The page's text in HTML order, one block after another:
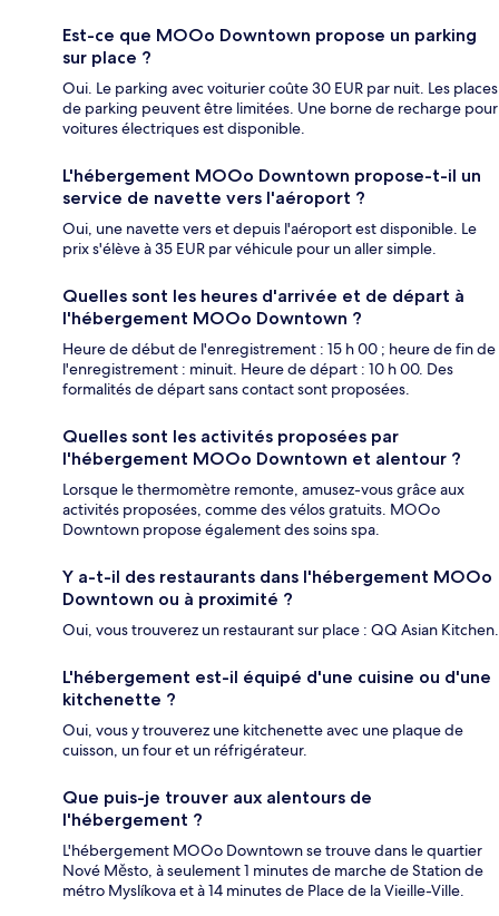
Est-ce que MOOo Downtown propose un parking
sur place ?
Oui. Le parking avec voiturier coûte 30 EUR par nuit. Les places
de parking peuvent être limitées. Une borne de recharge pour
voitures électriques est disponible.
L'hébergement MOOo Downtown propose-t-il un
service de navette vers l'aéroport ?
Oui, une navette vers et depuis l'aéroport est disponible. Le
prix s'élève à 35 EUR par véhicule pour un aller simple.
Quelles sont les heures d'arrivée et de départ à
l'hébergement MOOo Downtown ?
Heure de début de l'enregistrement : 15 h 00 ; heure de fin de
l'enregistrement : minuit. Heure de départ : 10 h 00. Des
formalités de départ sans contact sont proposées.
Quelles sont les activités proposées par
l'hébergement MOOo Downtown et alentour ?
Lorsque le thermomètre remonte, amusez-vous grâce aux
activités proposées, comme des vélos gratuits. MOOo
Downtown propose également des soins spa.
Y a-t-il des restaurants dans l'hébergement MOOo
Downtown ou à proximité ?
Oui, vous trouverez un restaurant sur place : QQ Asian Kitchen.
L'hébergement est-il équipé d'une cuisine ou d'une
kitchenette ?
Oui, vous y trouverez une kitchenette avec une plaque de
cuisson, un four et un réfrigérateur.
Que puis-je trouver aux alentours de
l'hébergement ?
L'hébergement MOOo Downtown se trouve dans le quartier
Nové Město, à seulement 1 minutes de marche de Station de
métro Myslíkova et à 14 minutes de Place de la Vieille-Ville.